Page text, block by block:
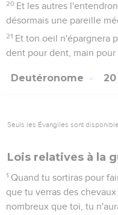
20 Et les autres
désormais une pareille
21 Et ton oeil n'épargnera
dent pour dent, main pour
Deutéronome 20
Seuls les Évangiles sont
Lois relatives à la
1 Quand tu sortiras pour
que tu verras des
nombreux que toi, tu